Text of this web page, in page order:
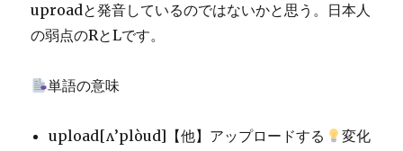
uproadと発音しているのではないかと思う。日本人
の弱点のRとLです。
単語の意味
upload[ʌ’plòud]【他】アップロードする
変化